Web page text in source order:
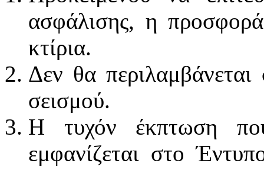
ασφάλισης, η
κτίρια.
Δεν θα
σεισμού.
Η τυχόν έκπτωση
εμφανίζεται στο